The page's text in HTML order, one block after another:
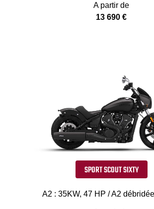
A partir de
13 690 €
SPORT SCOUT SIXTY
A2 : 35KW, 47 HP / A2